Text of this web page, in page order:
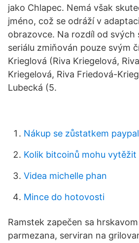
jako Chlapec. Nemá však
jméno, což se odráží v
obrazovce. Na rozdíl od svých
seriálu zmiňován pouze svým
Krieglová (Riva Kriegelová,
Kriegelová, Riva Friedová-
Lubecká (5.
Nákup se zůstatkem paypal
Kolik bitcoinů mohu vytěžit
Videa michelle phan
Mince do hotovosti
Ramstek zapečen sa
parmezana, serviran na